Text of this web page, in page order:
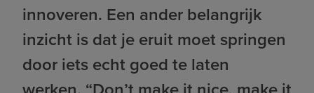
innoveren. Een ander belangrijk
inzicht is dat je eruit moet springen
door iets echt goed te laten